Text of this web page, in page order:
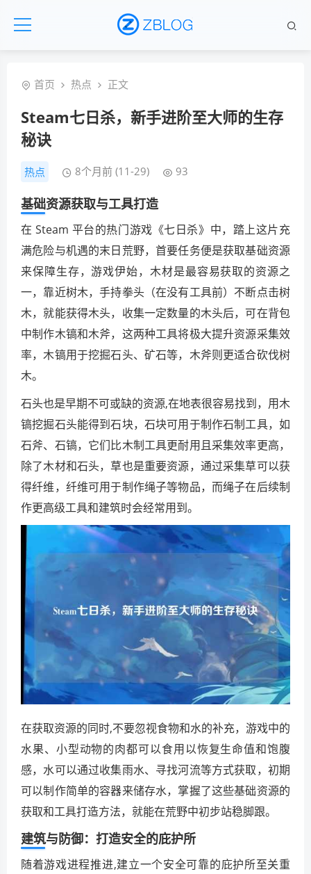
首页 热点 正文
Steam七日杀，新手进阶至大师的生存
秘诀
热点 8个月前 (11-29) 93
基础资源获取与工具打造
在 Steam 平台的热门游戏《七日杀》中，踏上这片充
满危险与机遇的末日荒野，首要任务便是获取基础资源
来保障生存，游戏伊始，木材是最容易获取的资源之
一，靠近树木，手持拳头（在没有工具前）不断点击树
木，就能获得木头，收集一定数量的木头后，可在背包
中制作木镐和木斧，这两种工具将极大提升资源采集效
率，木镐用于挖掘石头、矿石等，木斧则更适合砍伐树
木。
石头也是早期不可或缺的资源,在地表很容易找到，用木
镐挖掘石头能得到石块，石块可用于制作石制工具，如
石斧、石镐，它们比木制工具更耐用且采集效率更高，
除了木材和石头，草也是重要资源，通过采集草可以获
得纤维，纤维可用于制作绳子等物品，而绳子在后续制
作更高级工具和建筑时会经常用到。
在获取资源的同时,不要忽视食物和水的补充，游戏中的
水果、小型动物的肉都可以食用以恢复生命值和饱腹
感，水可以通过收集雨水、寻找河流等方式获取，初期
可以制作简单的容器来储存水，掌握了这些基础资源的
获取和工具打造方法，就能在荒野中初步站稳脚跟。
建筑与防御：打造安全的庇护所
随着游戏进程推进,建立一个安全可靠的庇护所至关重